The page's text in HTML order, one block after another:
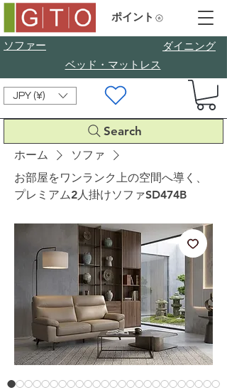
ソファー
​ダイニング
ベッド・マットレス
JPY (¥)
Search
ポイント
ホーム
ソファ
お部屋をワンランク上の空間へ導く、
プレミアム2人掛けソファSD474B